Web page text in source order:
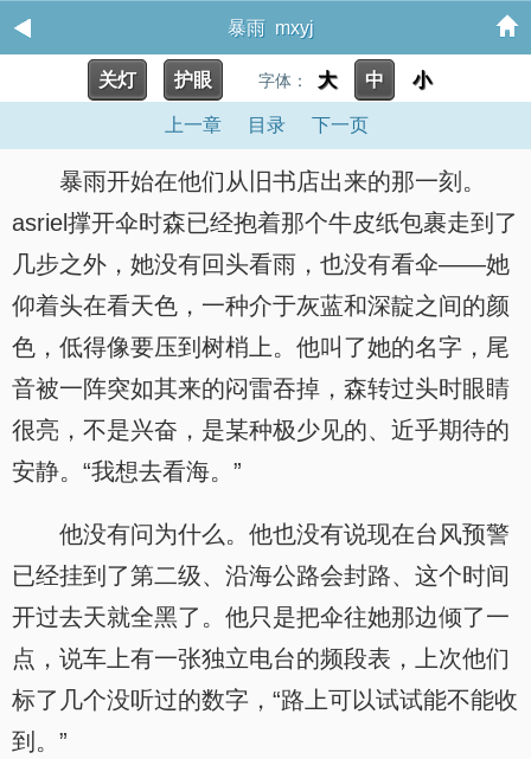
暴雨 mxyj
关灯 护眼 字体： 大 中 小
上一章 目录 下一页
暴雨开始在他们从旧书店出来的那一刻。
asriel撑开伞时森已经抱着那个牛皮纸包裹走到了
几步之外，她没有回头看雨，也没有看伞——她
仰着头在看天色，一种介于灰蓝和深靛之间的颜
色，低得像要压到树梢上。他叫了她的名字，尾
音被一阵突如其来的闷雷吞掉，森转过头时眼睛
很亮，不是兴奋，是某种极少见的、近乎期待的
安静。“我想去看海。”
他没有问为什么。他也没有说现在台风预警
已经挂到了第二级、沿海公路会封路、这个时间
开过去天就全黑了。他只是把伞往她那边倾了一
点，说车上有一张独立电台的频段表，上次他们
标了几个没听过的数字，“路上可以试试能不能收
到。”